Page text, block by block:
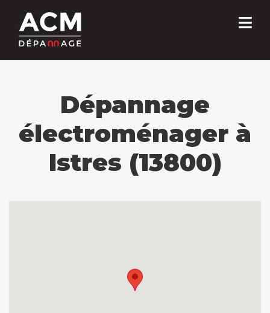
Dépannage
électroménager à
Istres (13800)